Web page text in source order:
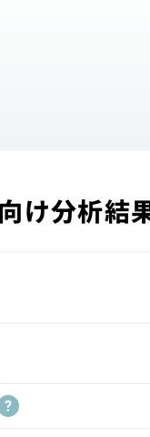
け分析結
?